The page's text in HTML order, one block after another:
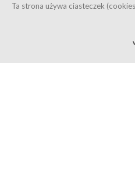
Ta strona używa ciasteczek